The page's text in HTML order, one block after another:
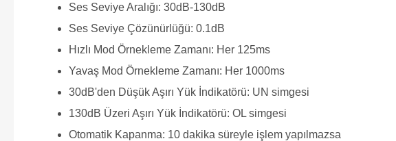
Ses Seviye Aralığı: 30dB-130dB
Ses Seviye Çözünürlüğü: 0.1dB
Hızlı Mod Örnekleme Zamanı: Her 125ms
Yavaş Mod Örnekleme Zamanı: Her 1000ms
30dB'den Düşük Aşırı Yük İndikatörü: UN simgesi
130dB Üzeri Aşırı Yük İndikatörü: OL simgesi
Otomatik Kapanma: 10 dakika süreyle işlem yapılmazsa